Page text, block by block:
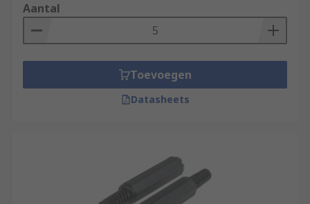
Aantal
Toevoegen
Datasheets